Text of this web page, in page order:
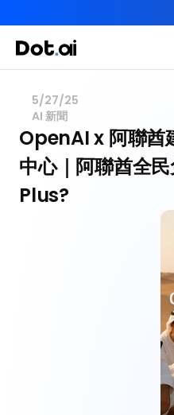
5/27/25
AI 新聞
OpenAI x 阿聯酋
中心｜阿聯酋全
Plus?
Dot.AI
全港最貼地AI
三大恆常課程 主題課
實
我們有